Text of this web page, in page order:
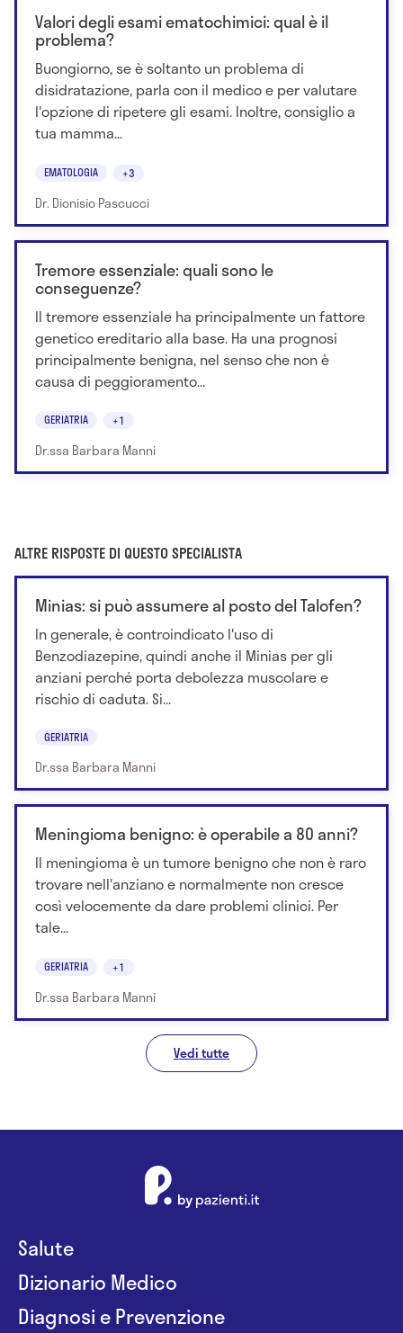
Valori degli esami ematochimici: qual è il
problema?
Buongiorno, se è soltanto un problema di
disidratazione, parla con il medico e per valutare
l'opzione di ripetere gli esami. Inoltre, consiglio a
tua mamma...
EMATOLOGIA +3
Dr. Dionisio Pascucci
Tremore essenziale: quali sono le
conseguenze?
Il tremore essenziale ha principalmente un fattore
genetico ereditario alla base. Ha una prognosi
principalmente benigna, nel senso che non è
causa di peggioramento...
GERIATRIA +1
Dr.ssa Barbara Manni
ALTRE RISPOSTE DI QUESTO SPECIALISTA
Minias: si può assumere al posto del Talofen?
In generale, è controindicato l'uso di
Benzodiazepine, quindi anche il Minias per gli
anziani perché porta debolezza muscolare e
rischio di caduta. Si...
GERIATRIA
Dr.ssa Barbara Manni
Meningioma benigno: è operabile a 80 anni?
Il meningioma è un tumore benigno che non è raro
trovare nell'anziano e normalmente non cresce
così velocemente da dare problemi clinici. Per
tale...
GERIATRIA +1
Dr.ssa Barbara Manni
Vedi tutte
Salute
Dizionario Medico
Diagnosi e Prevenzione